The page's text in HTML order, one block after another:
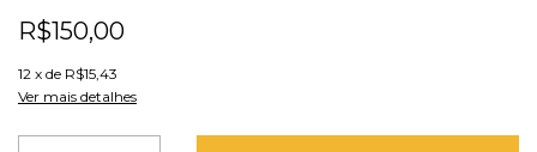
R$150,00
12 x de R$15,43
Ver mais detalhes